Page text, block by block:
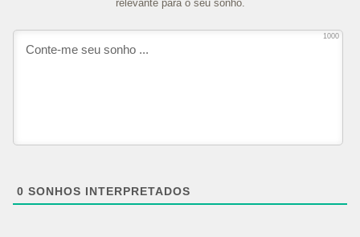
relevante para o seu sonho.
1000
0 SONHOS INTERPRETADOS